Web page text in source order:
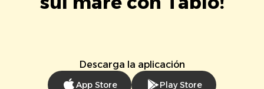
Descarga la aplicación
App Store Play Store